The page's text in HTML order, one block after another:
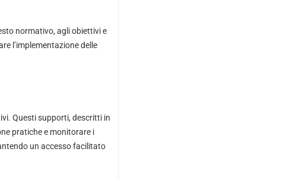
normativo, agli obiettivi e
l’implementazione delle
Questi supporti, descritti in
pratiche e monitorare i
un accesso facilitato